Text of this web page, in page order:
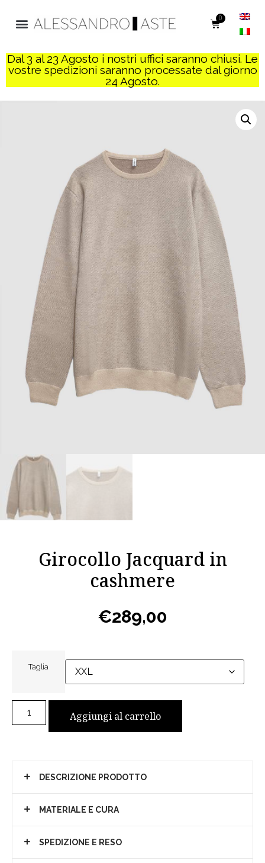
0
Dal 3 al 23 Agosto i nostri uffici saranno chiusi. Le
vostre spedizioni saranno processate dal giorno
24 Agosto.
Girocollo Jacquard in
cashmere
€289,00
Taglia
Aggiungi al carrello
DESCRIZIONE PRODOTTO
MATERIALE E CURA
SPEDIZIONE E RESO